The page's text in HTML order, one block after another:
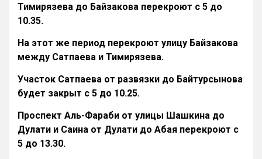
Тимирязева до Байзакова перекроют с 5 до
10.35.
На этот же период перекроют улицу Байзакова
между Сатпаева и Тимирязева.
Участок Сатпаева от развязки до Байтурсынова
будет закрыт с 5 до 10.25.
Проспект Аль-Фараби от улицы Шашкина до
Дулати и Саина от Дулати до Абая перекроют с
5 до 13.30.